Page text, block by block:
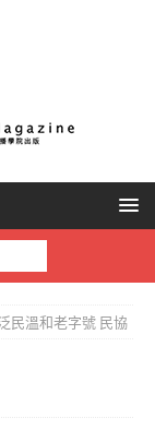
民溫和老字號 民協